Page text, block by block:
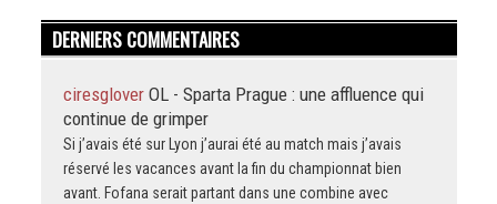
DERNIERS COMMENTAIRES
ciresglover OL - Sparta Prague : une affluence qui
continue de grimper
Si j’avais été sur Lyon j’aurai été au match mais j’avais
réservé les vacances avant la fin du championnat bien
avant. Fofana serait partant dans une combine avec